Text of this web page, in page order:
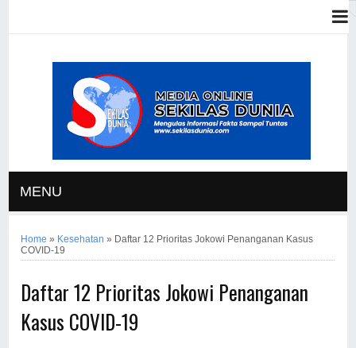
MENU
Home » Kesehatan » Daftar 12 Prioritas Jokowi Penanganan Kasus
COVID-19
Daftar 12 Prioritas Jokowi Penanganan
Kasus COVID-19